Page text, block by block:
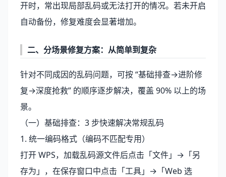
开时，常出现局部乱码或无法打开的情况。若未开启
自动备份，修复难度会显著增加。
二、分场景修复方案：从简单到复杂
针对不同成因的乱码问题，可按 “基础排查→进阶修
复→深度抢救” 的顺序逐步解决，覆盖 90% 以上的场
景。
（一）基础排查：3 步快速解决常规乱码
1. 统一编码格式（编码不匹配专用）
打开 WPS，加载乱码源文件后点击「文件」→「另
存为」，在保存窗口中点击「工具」→「Web 选